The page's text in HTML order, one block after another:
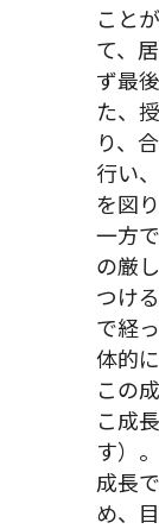
こと
て、
ず最
た、
り、
行い
を図
一方
の厳
つけ
で経
体的
この
こ成
す）
成長
め、